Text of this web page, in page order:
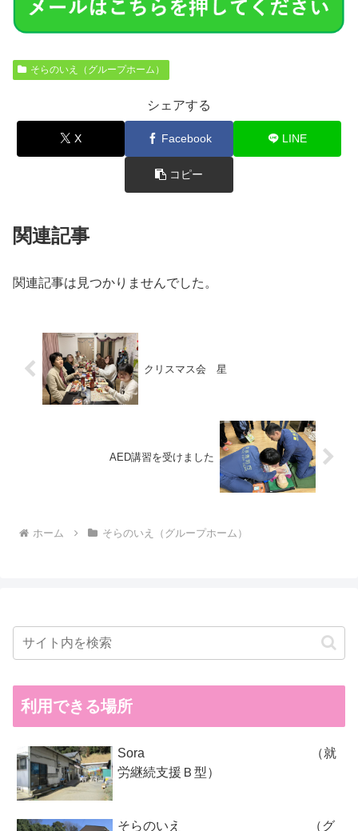
そらのいえ（グループホーム）
シェアする
X Facebook LINE
コピー
関連記事
関連記事は見つかりませんでした。
クリスマス会 星
AED講習を受けました
ホーム そらのいえ（グループホーム）
利用できる場所
Sora （就
労継続支援Ｂ型）
そらのいえ （グ